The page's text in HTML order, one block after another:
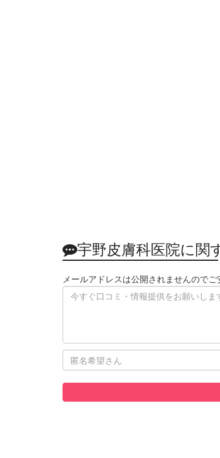
宇野皮膚科医院に関
メールアドレスは公開されませんのでご